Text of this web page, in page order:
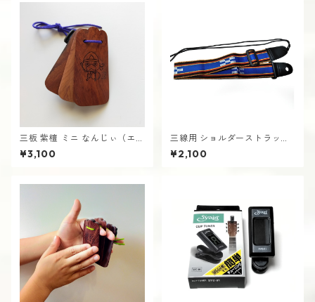
三板 紫檀 ミニ なんじぃ（エイ
サー）さんば 沖縄 南城市
¥3,100
三線用 ショルダーストラッ
プ 肩掛けベルト （ミンサー
青） さんしん 沖縄
¥2,100